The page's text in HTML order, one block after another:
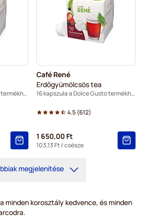
16 kapszula a Dolce Gusto termékhez
Café René
Erdőgyümölcsös tea
16 kapszula a Dolce Gusto termékhez
4.5(612)
1 650,00 Ft
103,13 Ft/ csésze
megjelenítése
minden korosztály kedvence, és minden